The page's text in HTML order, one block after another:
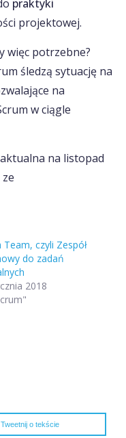
praktyki
projektowej.
więc potrzebne?
śledzą sytuację na
na
w ciągle
na listopad
Team, czyli Zespół
do zadań
2018
Tweetnij o tekście